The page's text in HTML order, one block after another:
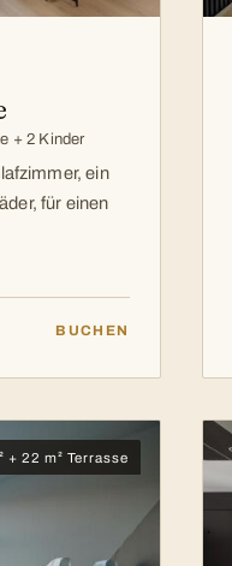
+ 2 Kinder
ein
für einen
BUCHEN
+ 22 m² Terrasse